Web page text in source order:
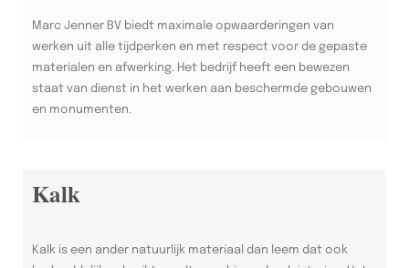
Marc Jenner BV biedt maximale opwaarderingen van
werken uit alle tijdperken en met respect voor de gepaste
materialen en afwerking. Het bedrijf heeft een bewezen
staat van dienst in het werken aan beschermde gebouwen
en monumenten.
Kalk
Kalk is een ander natuurlijk materiaal dan leem dat ook